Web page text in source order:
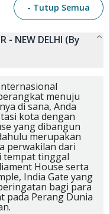
- Tutup Semua
- NEW DELHI (By
menuju
di sana, Anda
kota dengan
yang dibangun
merupakan
perwakilan dari
tempat tinggal
House serta
India Gate yang
bagi para
pada Perang Dunia